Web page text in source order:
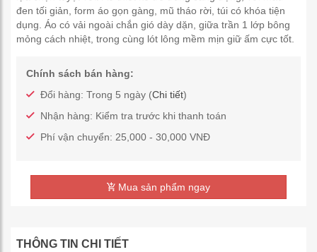
đen tối giản, form áo gọn gàng, mũ tháo rời, túi có khóa tiện
dụng. Áo có vải ngoài chắn gió dày dặn, giữa trần 1 lớp bông
mỏng cách nhiệt, trong cùng lót lông mềm mịn giữ ấm cực tốt.
Chính sách bán hàng:
Đổi hàng: Trong 5 ngày (Chi tiết)
Nhận hàng: Kiểm tra trước khi thanh toán
Phí vận chuyển: 25,000 - 30,000 VNĐ
Mua sản phẩm ngay
THÔNG TIN CHI TIẾT